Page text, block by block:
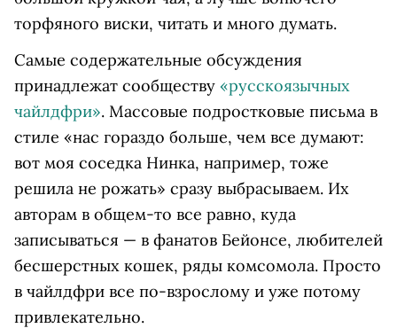
торфяного виски, читать и много думать.
Самые содержательные обсуждения
принадлежат сообществу «русскоязычных
чайлдфри». Массовые подростковые письма в
стиле «нас гораздо больше, чем все думают:
вот моя соседка Нинка, например, тоже
решила не рожать» сразу выбрасываем. Их
авторам в общем-то все равно, куда
записываться — в фанатов Бейонсе, любителей
бесшерстных кошек, ряды комсомола. Просто
в чайлдфри все по-взрослому и уже потому
привлекательно.